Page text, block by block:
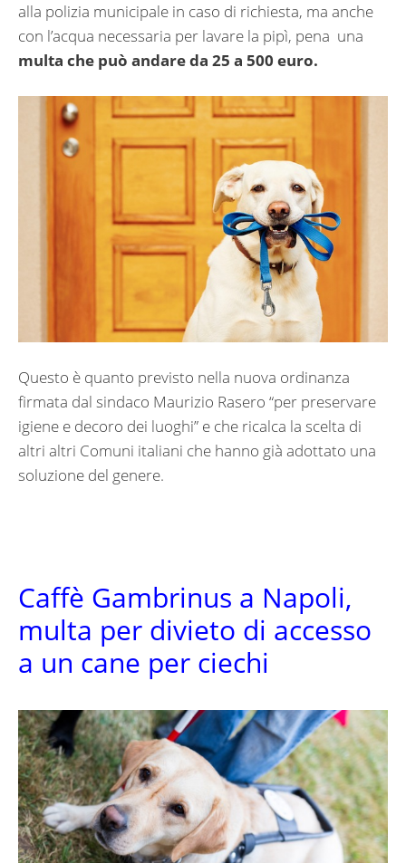
alla polizia municipale in caso di richiesta, ma anche
con l’acqua necessaria per lavare la pipì, pena una
multa che può andare da 25 a 500 euro.
Questo è quanto previsto nella nuova ordinanza
firmata dal sindaco Maurizio Rasero “per preservare
igiene e decoro dei luoghi” e che ricalca la scelta di
altri altri Comuni italiani che hanno già adottato una
soluzione del genere.
Caffè Gambrinus a Napoli,
multa per divieto di accesso
a un cane per ciechi